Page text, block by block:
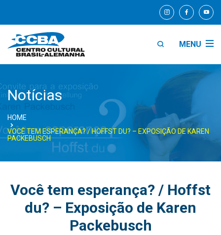
MENU
Notícias
HOME
VOCÊ TEM ESPERANÇA? / HOFFST DU? – EXPOSIÇÃO DE KAREN
PACKEBUSCH
Você tem esperança? / Hoffst
du? – Exposição de Karen
Packebusch